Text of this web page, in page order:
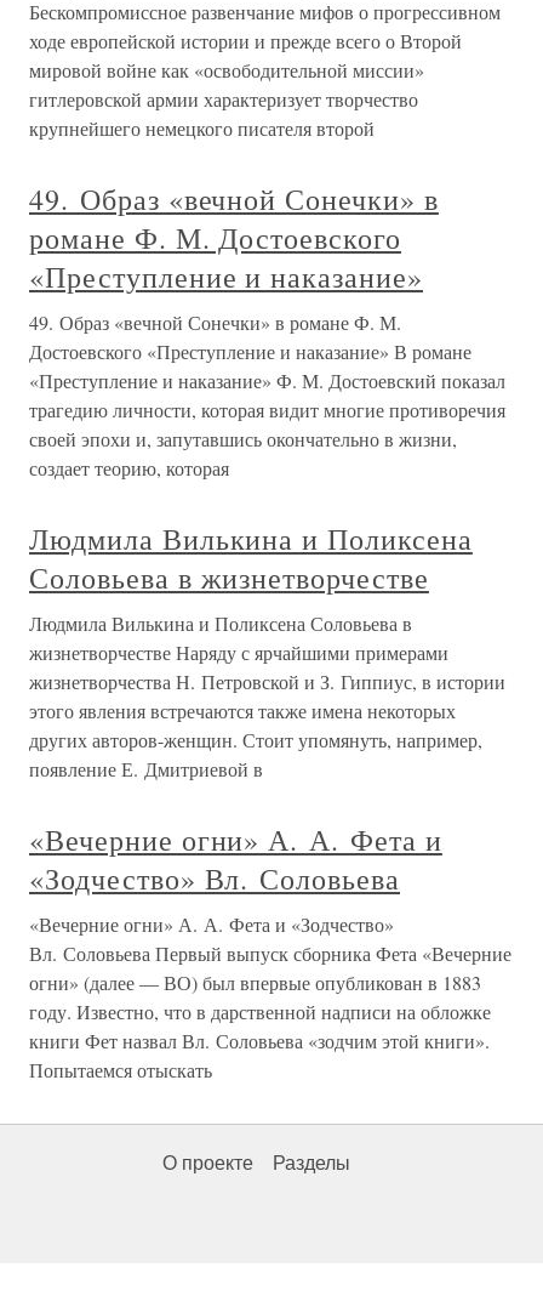
Бескомпромиссное развенчание мифов о прогрессивном
ходе европейской истории и прежде всего о Второй
мировой войне как «освободительной миссии»
гитлеровской армии характеризует творчество
крупнейшего немецкого писателя второй
49. Образ «вечной Сонечки» в
романе Ф. М. Достоевского
«Преступление и наказание»
49. Образ «вечной Сонечки» в романе Ф. М.
Достоевского «Преступление и наказание» В романе
«Преступление и наказание» Ф. М. Достоевский показал
трагедию личности, которая видит многие противоречия
своей эпохи и, запутавшись окончательно в жизни,
создает теорию, которая
Людмила Вилькина и Поликсена
Соловьева в жизнетворчестве
Людмила Вилькина и Поликсена Соловьева в
жизнетворчестве Наряду с ярчайшими примерами
жизнетворчества Н. Петровской и З. Гиппиус, в истории
этого явления встречаются также имена некоторых
других авторов-женщин. Стоит упомянуть, например,
появление Е. Дмитриевой в
«Вечерние огни» А. А. Фета и
«Зодчество» Вл. Соловьева
«Вечерние огни» А. А. Фета и «Зодчество»
Вл. Соловьева Первый выпуск сборника Фета «Вечерние
огни» (далее — ВО) был впервые опубликован в 1883
году. Известно, что в дарственной надписи на обложке
книги Фет назвал Вл. Соловьева «зодчим этой книги».
Попытаемся отыскать
О проекте Разделы